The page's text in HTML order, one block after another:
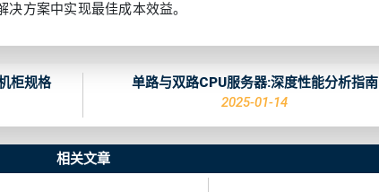
方案中实现最佳成本效益。
柜规格
单路与双路CPU服务器:深度性能分析指南
2025-01-14
相关文章